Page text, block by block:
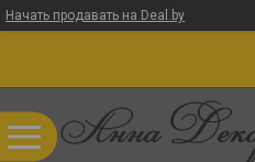
Начать продавать на Deal.by